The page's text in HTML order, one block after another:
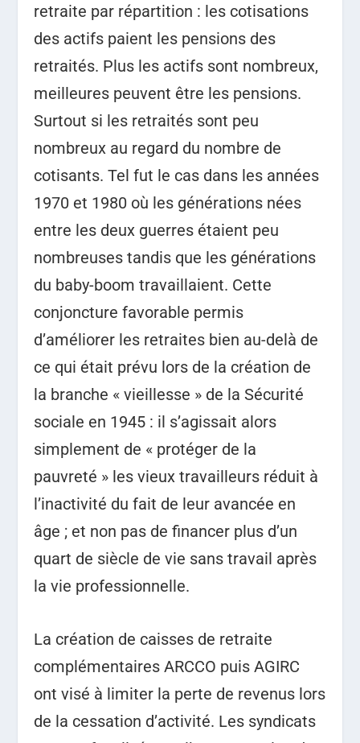
retraite par répartition : les cotisations
des actifs paient les pensions des
retraités. Plus les actifs sont nombreux,
meilleures peuvent être les pensions.
Surtout si les retraités sont peu
nombreux au regard du nombre de
cotisants. Tel fut le cas dans les années
1970 et 1980 où les générations nées
entre les deux guerres étaient peu
nombreuses tandis que les générations
du baby-boom travaillaient. Cette
conjoncture favorable permis
d’améliorer les retraites bien au-delà de
ce qui était prévu lors de la création de
la branche « vieillesse » de la Sécurité
sociale en 1945 : il s’agissait alors
simplement de « protéger de la
pauvreté » les vieux travailleurs réduit à
l’inactivité du fait de leur avancée en
âge ; et non pas de financer plus d’un
quart de siècle de vie sans travail après
la vie professionnelle.
La création de caisses de retraite
complémentaires ARCCO puis AGIRC
ont visé à limiter la perte de revenus lors
de la cessation d’activité. Les syndicats